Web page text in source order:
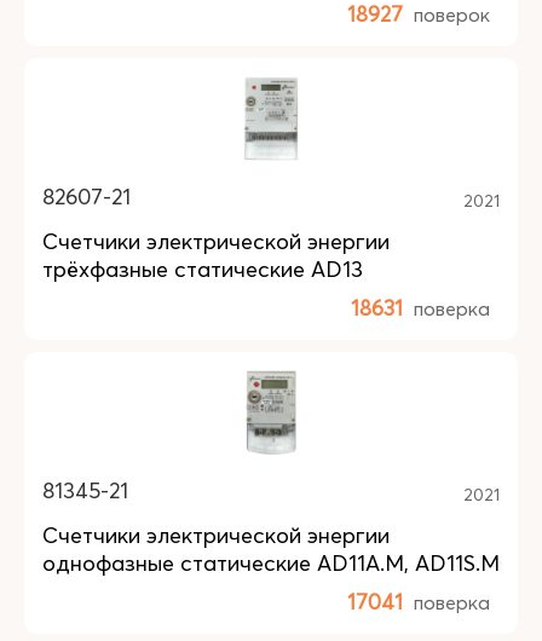
18927 поверок
82607-21 2021
Счетчики электрической энергии
трёхфазные статические AD13
18631 поверка
81345-21 2021
Счетчики электрической энергии
однофазные статические AD11A.M, AD11S.M
17041 поверка